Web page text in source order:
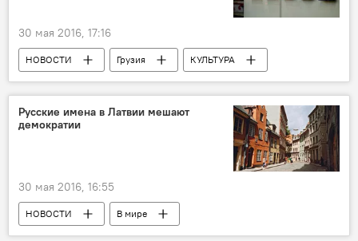
30 мая 2016, 17:16
НОВОСТИ Грузия
КУЛЬТУРА
Тбилиси
Русские имена в Латвии мешают
демократии
30 мая 2016, 16:55
НОВОСТИ В мире